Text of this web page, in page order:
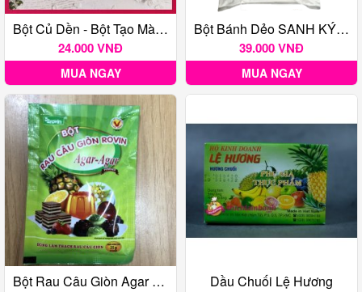
Bột Củ Dền - Bột Tạo Màu Thực Phẩm Tự Nhiên Gói 20G
24.000 VNĐ
MUA NGAY
Bột Bánh Dẻo SANH KÝ 500 Gr
39.000 VNĐ
MUA NGAY
Bột Rau Câu Giòn Agar Hoàng Yến Dầu Chuối Lệ Hương